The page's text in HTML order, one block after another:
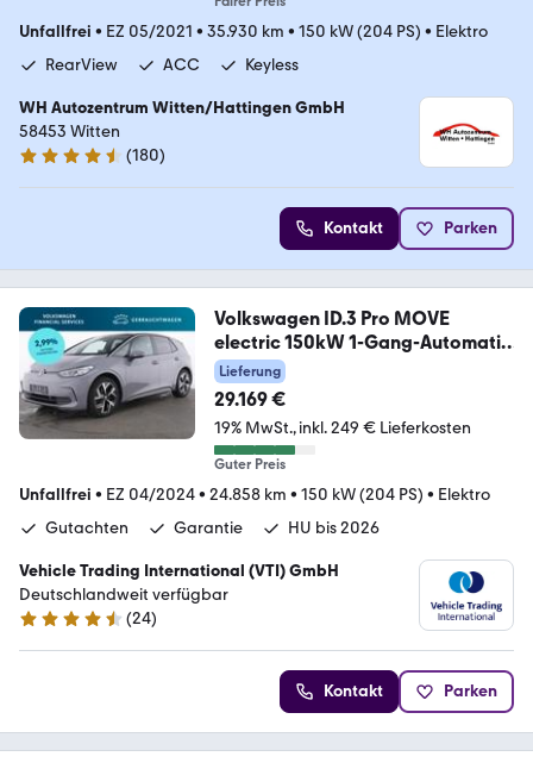
Unfallfrei • EZ 05/2021 • 35.930 km • 150 kW (204 PS) • Elektro
RearView
ACC Keyless
WH Autozentrum Witten/Hattingen GmbH
58453 Witten
4.3 Sterne
(180)
Kontakt Parken
Volkswagen ID.3 Pro MOVE
electric 150kW 1-Gang-Automatik
4Lieferung
29.169 €
19% MwSt. inkl. 249 € Lieferkosten
Guter Preis
Unfallfrei • EZ 04/2024• 24.858 km • 150 kW (204 PS) • Elektro
Gutachten
Garantie HU bis 2026
Vehicle Trading International (VTI) GmbH
Deutschlandweit verfügbar
4.4 Sterne
(24)
Kontakt Parken